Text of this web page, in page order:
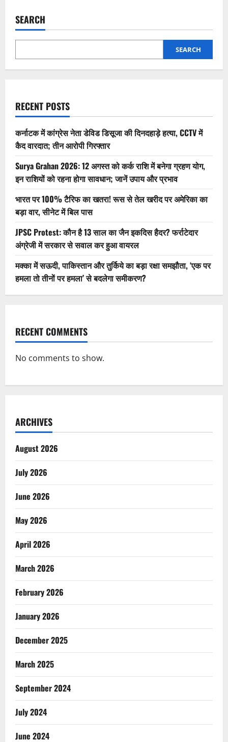
अब
ही
से
परिवार
होगा
आसान
SEARCH
SEARCH
RECENT POSTS
कर्नाटक में कांग्रेस नेता डेविड डिसूजा की दिनदहाड़े हत्या, CCTV में
कैद वारदात; तीन आरोपी गिरफ्तार
Surya Grahan 2026: 12 अगस्त को कर्क राशि में बनेगा ग्रहण योग,
इन राशियों को रहना होगा सावधान; जानें उपाय और प्रभाव
भारत पर 100% टैरिफ का खतरा! रूस से तेल खरीद पर अमेरिका का
बड़ा वार, सीनेट में बिल पास
JPSC Protest: कौन है 13 साल का जैन इकदिस हैदर? फर्राटेदार
अंग्रेजी में सरकार से सवाल कर हुआ वायरल
मक्का में सऊदी, पाकिस्तान और तुर्किये का बड़ा रक्षा समझौता, ‘एक पर
हमला तो तीनों पर हमला’ से बदलेगा समीकरण?
RECENT COMMENTS
No comments to show.
ARCHIVES
August 2026
July 2026
June 2026
May 2026
April 2026
March 2026
February 2026
January 2026
December 2025
March 2025
September 2024
July 2024
June 2024